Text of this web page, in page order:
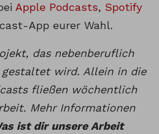
Apple Podcasts, Spotify
App eurer Wahl.
das nebenberuflich
gestaltet wird. Allein in die
fließen wöchentlich
Mehr Informationen
ist dir unsere Arbeit